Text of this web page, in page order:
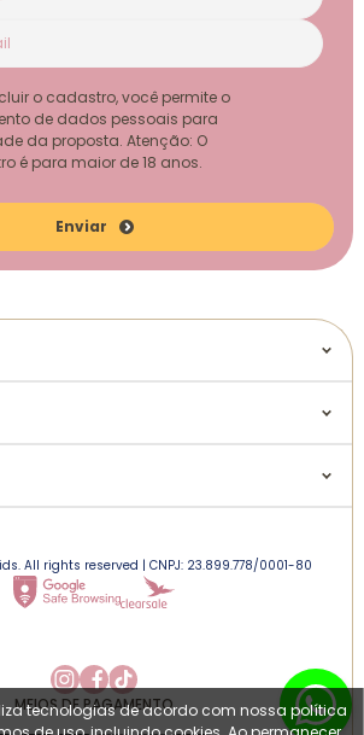
Enviar
o cadastro, você permite o
de dados pessoais para
da proposta. Atenção: O
é para maior de 18 anos.
All rights reserved | CNPJ: 23.899.778/0001-80
MEIOS DE PAGAMENTO
tecnologias de acordo com nossa política